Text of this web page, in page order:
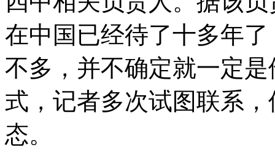
在中国已经待了十多年
不多，并不确定就一定
式，记者多次试图联系
态。